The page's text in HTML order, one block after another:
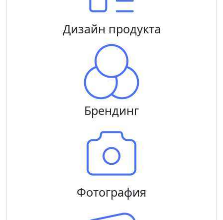
Дизайн продукта
Брендинг
Фотография